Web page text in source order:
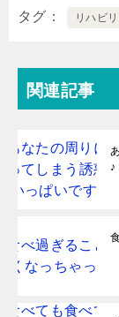
タグ リハビリ
関連記事
♪